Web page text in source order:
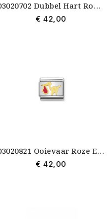
03020702 Dubbel Hart Rood Schakel Nomination NominatioN
€ 42,00
03020821 Ooievaar Roze Emaille Nomination
€ 42,00